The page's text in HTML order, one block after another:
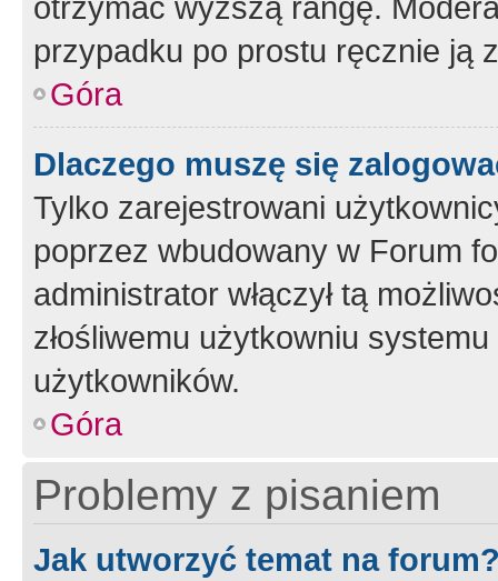
przypadku po prostu ręcznie ją
Góra
Dlaczego muszę się
Tylko zarejestrowani
poprzez wbudowany w Forum
administrator włączył tą
złośliwemu użytkowniu
użytkowników.
Góra
Problemy z pisaniem
Jak utworzyć temat na